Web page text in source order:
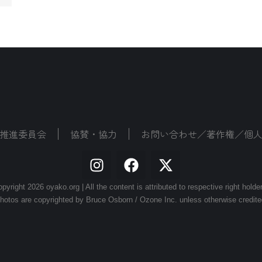
進委員会 協賛・協力 お問い合わせ／著作権／個
2026 oyako.org | All the content is attributed to respective right
are copyrighted by Bruce Osborn / Ozone Inc. unless otherwise